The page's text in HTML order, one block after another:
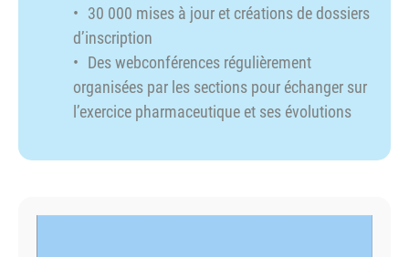
30 000 mises à jour et créations de dossiers
d’inscription
Des webconférences régulièrement
organisées par les sections pour échanger sur
l’exercice pharmaceutique et ses évolutions